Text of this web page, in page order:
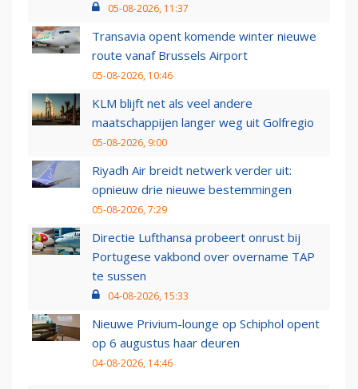
05-08-2026, 11:37
Transavia opent komende winter nieuwe
route vanaf Brussels Airport
05-08-2026, 10:46
KLM blijft net als veel andere
maatschappijen langer weg uit Golfregio
05-08-2026, 9:00
Riyadh Air breidt netwerk verder uit:
opnieuw drie nieuwe bestemmingen
05-08-2026, 7:29
Directie Lufthansa probeert onrust bij
Portugese vakbond over overname TAP
te sussen
04-08-2026, 15:33
Nieuwe Privium-lounge op Schiphol opent
op 6 augustus haar deuren
04-08-2026, 14:46